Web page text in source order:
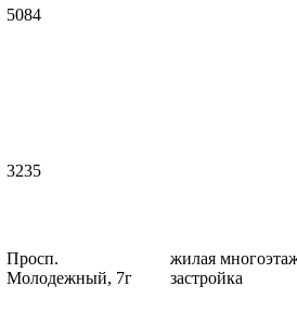
5084
3235
Просп.
Молодежный, 7г
жилая
застройка